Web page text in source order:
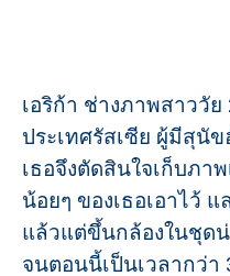
เอริก้า ช่างภาพสาววัย
ประเทศรัสเซีย ผู้มีสุนั
เธอจึงตัดสินใจเก็บภา
น้อยๆ ของเธอเอาไว้
แล้วแต่ขึ้นกล้องในชุด
จนตอนนี้เป็นเวลากว่า